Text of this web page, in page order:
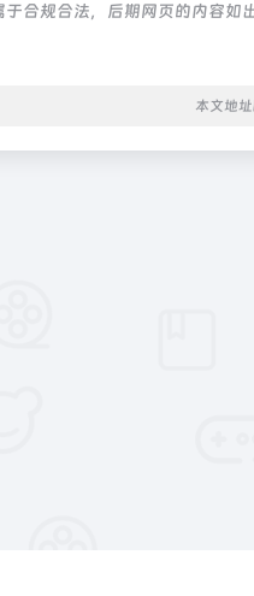
合规合法，后期网页的内容如
本文地